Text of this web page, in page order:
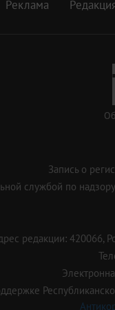
Реклама
Запись о
службой по
редакции: 420066,